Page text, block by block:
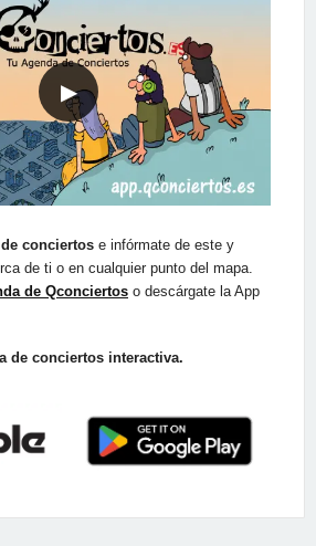
▶
conciertos e infórmate de este y
de ti o en cualquier punto del mapa.
de Qconciertos o descárgate la App
de conciertos interactiva.